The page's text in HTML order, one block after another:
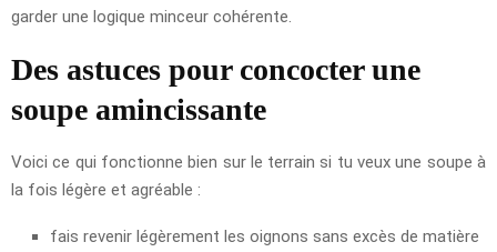
garder une logique minceur cohérente.
Des astuces pour concocter une
soupe amincissante
Voici ce qui fonctionne bien sur le terrain si tu veux une soupe à
la fois légère et agréable :
fais revenir légèrement les oignons sans excès de matière